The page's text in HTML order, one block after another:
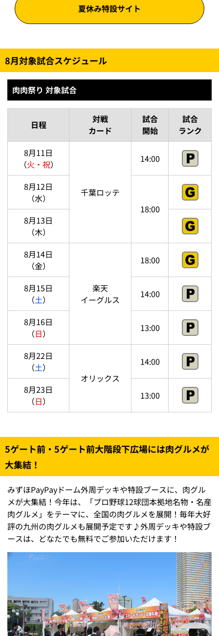
夏休み特設サイト
8月対象試合スケジュール
肉肉祭り 対象試合
日程
対戦
カード
試合
開始
試合
ランク
8月11日
（火・祝）
千葉ロッテ
14:00
8月12日
（水）
18:00
8月13日
（木）
8月14日
（金）
楽天
イーグルス
18:00
8月15日
（土） 14:00
8月16日
（日） 13:00
8月22日
（土）
オリックス
14:00
8月23日
（日） 13:00
5ゲート前・5ゲート前大階段下広場には肉グルメが
大集結！
みずほPayPayドーム外周デッキや特設ブースに、肉グル
メが大集結！今年は、「プロ野球12球団本拠地名物・名産
肉グルメ」をテーマに、全国の肉グルメを展開！毎年大好
評の九州の肉グルメも展開予定です♪外周デッキや特設ブ
ースは、どなたでも無料でご参加いただけます！